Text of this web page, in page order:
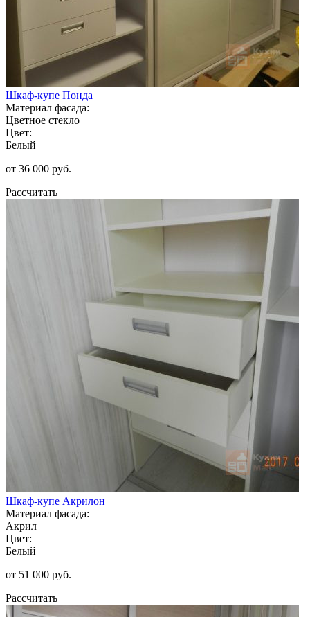
Шкаф-купе Понда
Материал фасада:
Цветное стекло
Цвет:
Белый
от 36 000 руб.
Рассчитать
Шкаф-купе Акрилон
Материал фасада:
Акрил
Цвет:
Белый
от 51 000 руб.
Рассчитать